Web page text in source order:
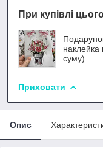
При купівлі
наклейка
суму)
Приховати
Опис